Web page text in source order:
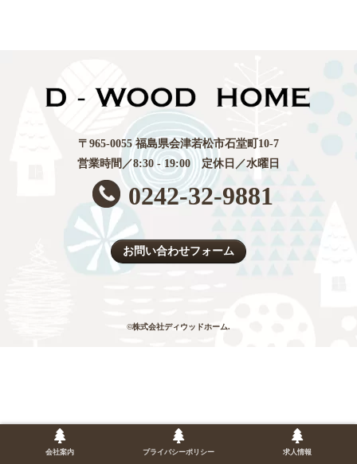
〒965-0055 福島県会津若松市石堂町10-7
営業時間／8:30 - 19:00 定休日／水曜日
0242-32-9881
お問い合わせフォーム
©株式会社ディウッドホーム.
会社案内 プライバシーポリシー 求人情報